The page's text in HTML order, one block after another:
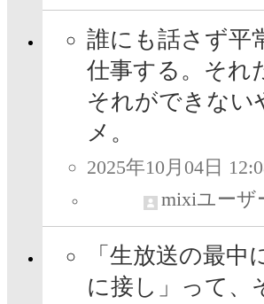
誰にも話さず平
仕事する。それ
それができない
メ。
2025年10月04日
mixiユーザ
「生放送の最中
に接し」って、